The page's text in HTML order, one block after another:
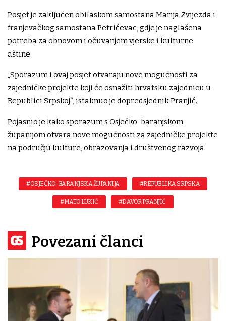
Posjet je zaključen obilaskom samostana Marija Zvijezda i
franjevačkog samostana Petrićevac, gdje je naglašena
potreba za obnovom i očuvanjem vjerske i kulturne
aštine.
„Sporazum i ovaj posjet otvaraju nove mogućnosti za
zajedničke projekte koji će osnažiti hrvatsku zajednicu u
Republici Srpskoj“, istaknuo je dopredsjednik Pranjić.
Pojasnio je kako sporazum s Osječko-baranjskom
županijom otvara nove mogućnosti za zajedničke projekte
na području kulture, obrazovanja i društvenog razvoja.
#OSJEČKO-BARANJSKA ŽUPANIJA #REPUBLIKA SRPSKA
#MATO LUKIĆ #DAVOR PRANJIĆ
Povezani članci